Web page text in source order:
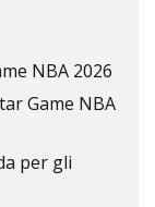
NBA 2026
Game NBA
per gli